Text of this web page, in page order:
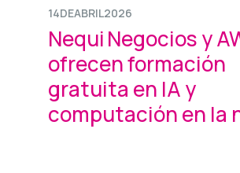
14DEABRIL2026
Nequi Negocios y
ofrecen formación
gratuita en IA y
computación en la